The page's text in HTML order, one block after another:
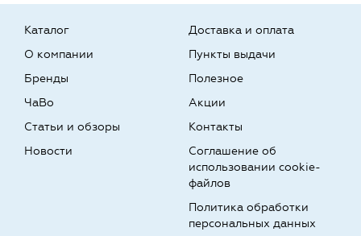
Каталог
О компании
Бренды
Доставка и оплата
Пункты выдачи
Полезное
ЧаВо
Статьи и обзоры
Новости
Акции
Контакты
Соглашение об
использовании cookie-
файлов
Политика обработки
персональных данных